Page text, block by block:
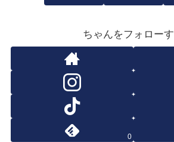
ちゃんをフォロー
0